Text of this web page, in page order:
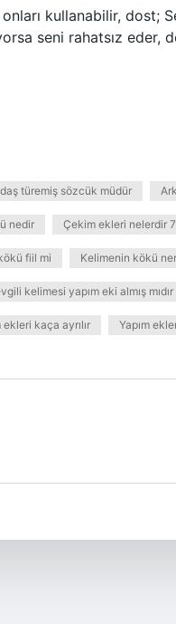
kullanabilir, dost;
seni rahatsız eder,
türemiş sözcük müdür
nedir Çekim ekleri nelerdir 7
fiil mi Kelimenin kökü
kelimesi yapım eki almış mıdır
ekleri kaça ayrılır Yapım